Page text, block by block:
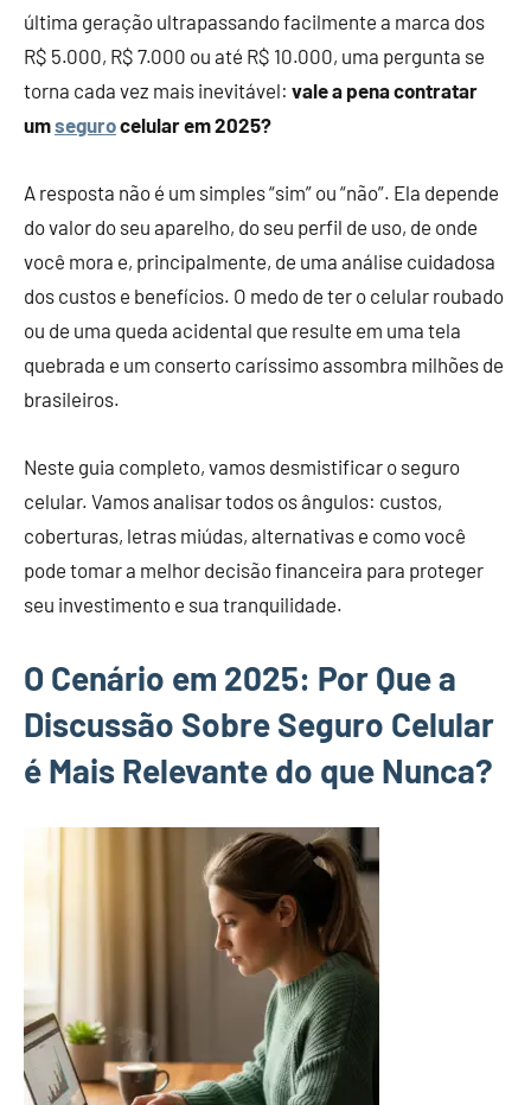
última geração ultrapassando facilmente a marca dos
R$ 5.000, R$ 7.000 ou até R$ 10.000, uma pergunta se
torna cada vez mais inevitável: vale a pena contratar
umsegurocelular em 2025?
A resposta não é um simples “sim” ou “não”. Ela depende
do valor do seu aparelho, do seu perfil de uso, de onde
você mora e, principalmente, de uma análise cuidadosa
dos custos e benefícios. O medo de ter o celular roubado
ou de uma queda acidental que resulte em uma tela
quebrada e um conserto caríssimo assombra milhões de
brasileiros.
Neste guia completo, vamos desmistificar o seguro
celular. Vamos analisar todos os ângulos: custos,
coberturas, letras miúdas, alternativas e como você
pode tomar a melhor decisão financeira para proteger
seu investimento e sua tranquilidade.
O Cenário em 2025: Por Que a
Discussão Sobre Seguro Celular
é Mais Relevante do que Nunca?